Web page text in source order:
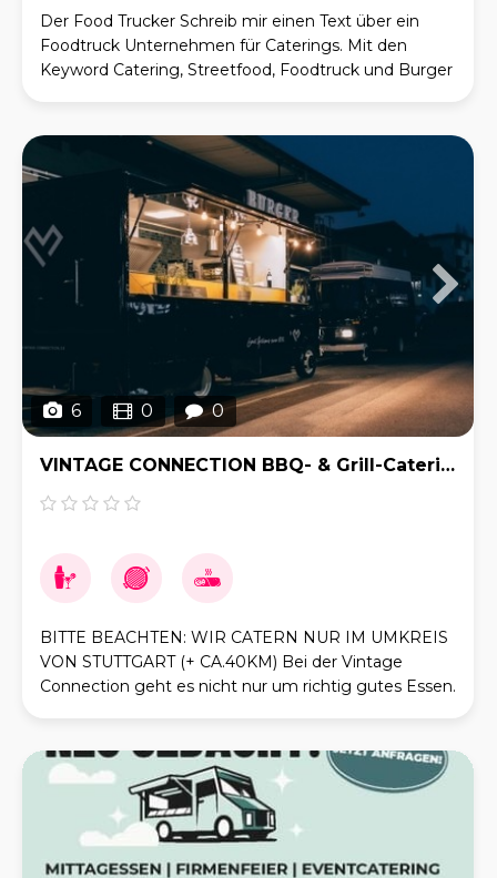
Der Food Trucker Schreib mir einen Text über ein
Foodtruck Unternehmen für Caterings. Mit den
Keyword Catering, Streetfood, Foodtruck und Burger
6 0 0
VINTAGE CONNECTION BBQ- & Grill-Catering
BITTE BEACHTEN: WIR CATERN NUR IM UMKREIS
VON STUTTGART (+ CA.40KM) Bei der Vintage
Connection geht es nicht nur um richtig gutes Essen.